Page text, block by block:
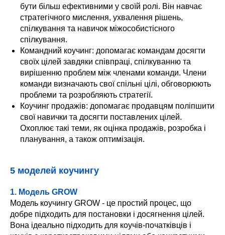
бути більш ефективними у своїй ролі. Він навчає
стратегічного мислення, ухвалення рішень,
спілкування та навичок міжособистісного
спілкування.
Командний коучинг: допомагає командам досягти
своїх цілей завдяки співпраці, спілкуванню та
вирішенню проблем між членами команди. Члени
команди визначають свої спільні цілі, обговорюють
проблеми та розробляють стратегії.
Коучинг продажів: допомагає продавцям поліпшити
свої навички та досягти поставлених цілей.
Охоплює такі теми, як оцінка продажів, розробка і
планування, а також оптимізація.
5 моделей коучингу
1. Модель GROW
Модель коучингу GROW - це простий процес, що
добре підходить для постановки і досягнення цілей.
Вона ідеально підходить для коучів-початківців і